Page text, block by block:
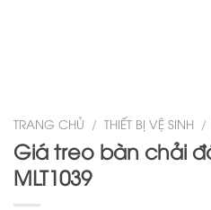
TRANG CHỦ / THIẾT BỊ VỆ SINH /
Giá treo bàn chải
MLT1039